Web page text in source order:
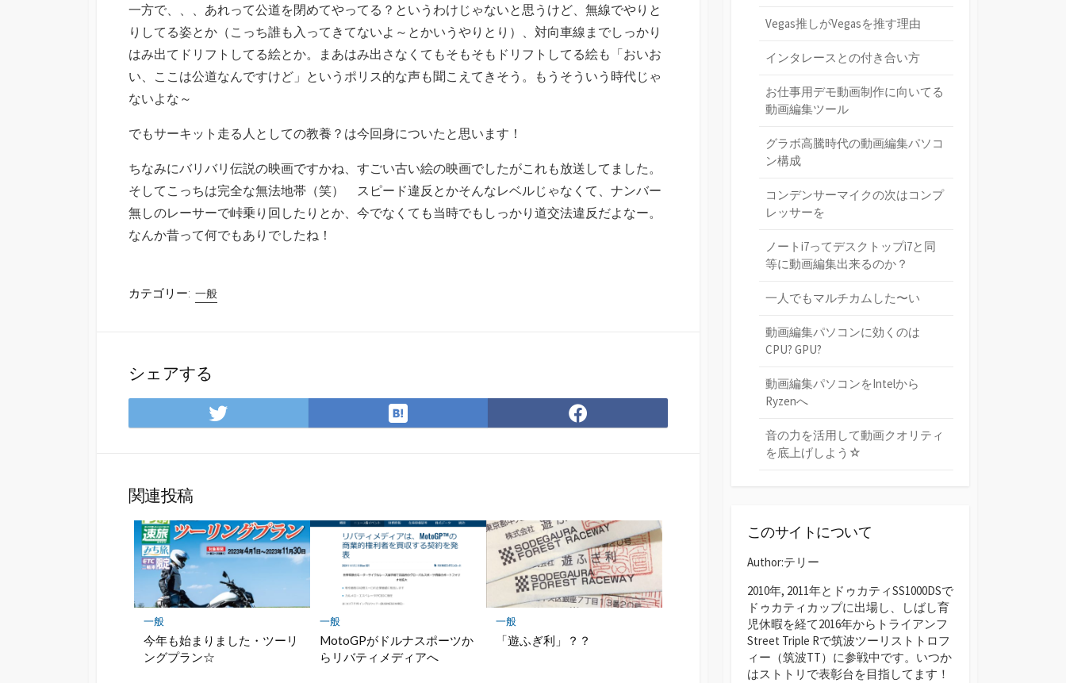
一方で、、、あれって公道を閉めてやってる？というわけじゃないと思うけど、無線でやりと
りしてる姿とか（こっち誰も入ってきてないよ～とかいうやりとり）、対向車線までしっかり
はみ出てドリフトしてる絵とか。まあはみ出さなくてもそもそもドリフトしてる絵も「おいお
い、ここは公道なんですけど」というポリス的な声も聞こえてきそう。もうそういう時代じゃ
ないよな～
でもサーキット走る人としての教養？は今回身についたと思います！
ちなみにバリバリ伝説の映画ですかね、すごい古い絵の映画でしたがこれも放送してました。
そしてこっちは完全な無法地帯（笑） スピード違反とかそんなレベルじゃなくて、ナンバー
無しのレーサーで峠乗り回したりとか、今でなくても当時でもしっかり道交法違反だよなー。
なんか昔って何でもありでしたね！
カテゴリー: 一般
シェアする
Twitter
で
は
て
マ
ー
に
Facebook
で
関連投稿
一般
今年も始まりました・ツーリ
ングプラン☆
一般
MotoGPがドルナスポーツか
らリバティメディアへ
一般
「遊ふぎ利」？？
Vegas推しがVegasを推す理由
インタレースとの付き合い方
お仕事用デモ動画制作に向いてる
動画編集ツール
グラボ高騰時代の動画編集パソコ
ン構成
コンデンサーマイクの次はコンプ
レッサーを
ノートi7ってデスクトップi7と同
等に動画編集出来るのか？
一人でもマルチカムした〜い
動画編集パソコンに効くのは
CPU? GPU?
動画編集パソコンをIntelから
Ryzenへ
音の力を活用して動画クオリティ
を底上げしよう☆
このサイトについて
Author:テリー
2010年, 2011年とドゥカティSS1000DSで
ドゥカティカップに出場し、しばし育
児休暇を経て2016年からトライアンフ
Street Triple Rで筑波ツーリストトロフ
ィー（筑波TT）に参戦中です。いつか
はストトリで表彰台を目指してます！